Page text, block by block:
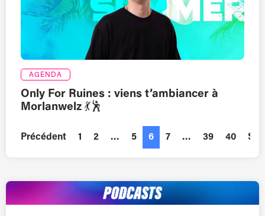
AGENDA
Only For Ruines : viens t’ambiancer à
Morlanwelz 💃🕺
Précédent 1 2 … 5 6 7 … 39 40